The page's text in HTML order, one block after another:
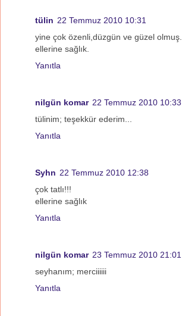
tülin 22 Temmuz 2010 10:31
yine çok özenli,düzgün ve güzel olmuş.
ellerine sağlık.
Yanıtla
nilgün komar 22 Temmuz 2010 10:33
tülinim; teşekkür ederim...
Yanıtla
Syhn 22 Temmuz 2010 12:38
çok tatlı!!!
ellerine sağlık
Yanıtla
nilgün komar 23 Temmuz 2010 21:01
seyhanım; merciiiiii
Yanıtla